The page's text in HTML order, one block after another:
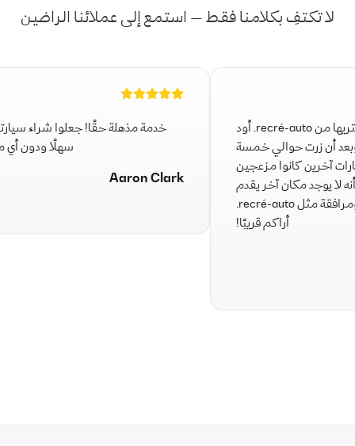
لا تكتفِ بكلامنا فقط — استمع إلى عملائنا الراضين
خدمة مذهلة حقًا! جعلوا شراء
سهلًا ودون
Aaron Clark
هذه ثاني سيارة أشتريها من recré-auto. أود
وبعد أن زرت حوالي خمسة
آخرين كانوا مزعجين
لا يوجد مكان آخر يقدم
أراكم قريبًا!